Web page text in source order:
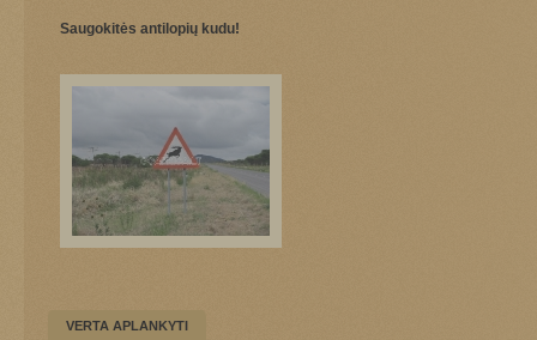
Saugokitės antilopių kudu!
VERTA APLANKYTI